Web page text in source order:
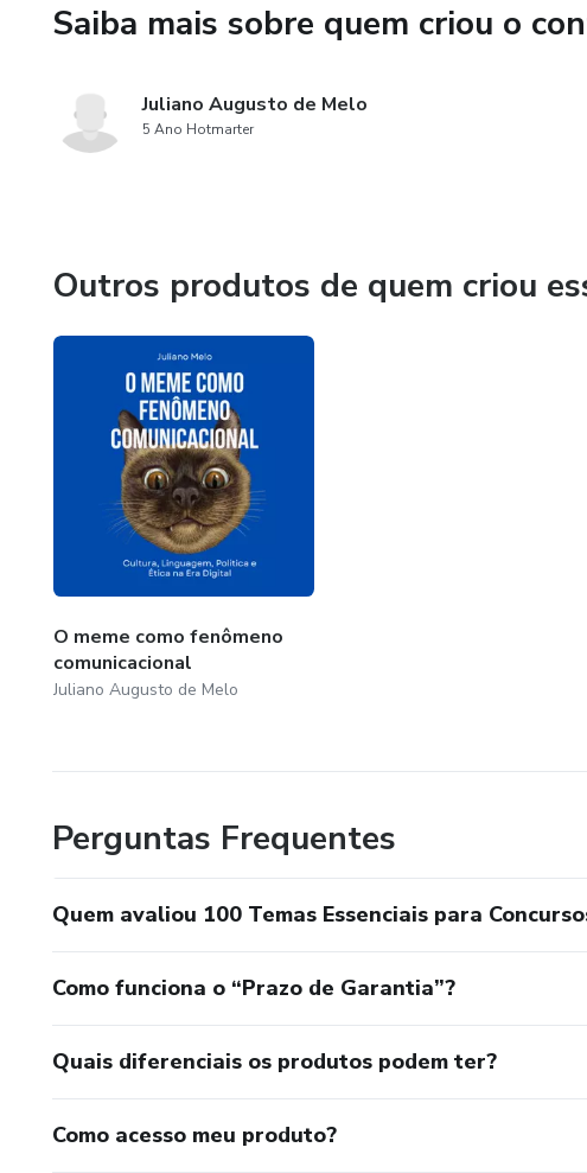
Garanta agora o seu acesso e
prova.
Saiba mais sobre quem criou o
Juliano Augusto de Melo
5 Ano Hotmarter
Outros produtos de quem criou
O meme como fenômeno
comunicacional
Juliano Augusto de Melo
Perguntas Frequentes
Quem avaliou 100 Temas Essenciais para
Como funciona o “Prazo de Garantia”?
Quais diferenciais os produtos podem ter?
Como acesso meu produto?